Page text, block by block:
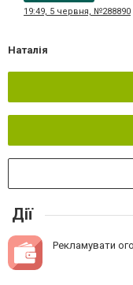
19:49, 5 червня, №288890
Наталія
Дії
Рекламувати